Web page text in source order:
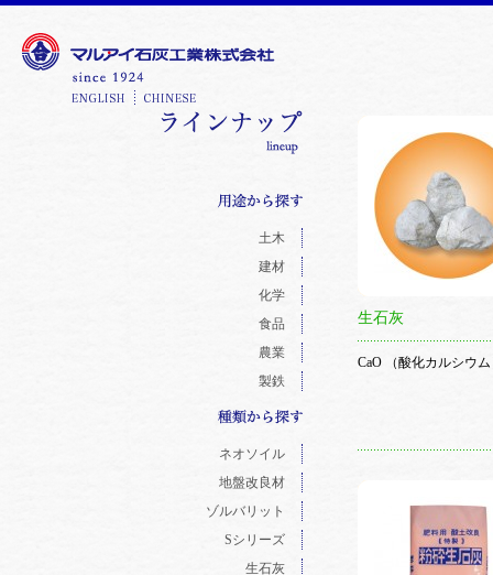
土木
建材
化学
食品
農業
製鉄
ネオソイル
地盤改良材
ゾルバリット
Sシリーズ
生石灰
生石灰
CaO （酸化カルシウ